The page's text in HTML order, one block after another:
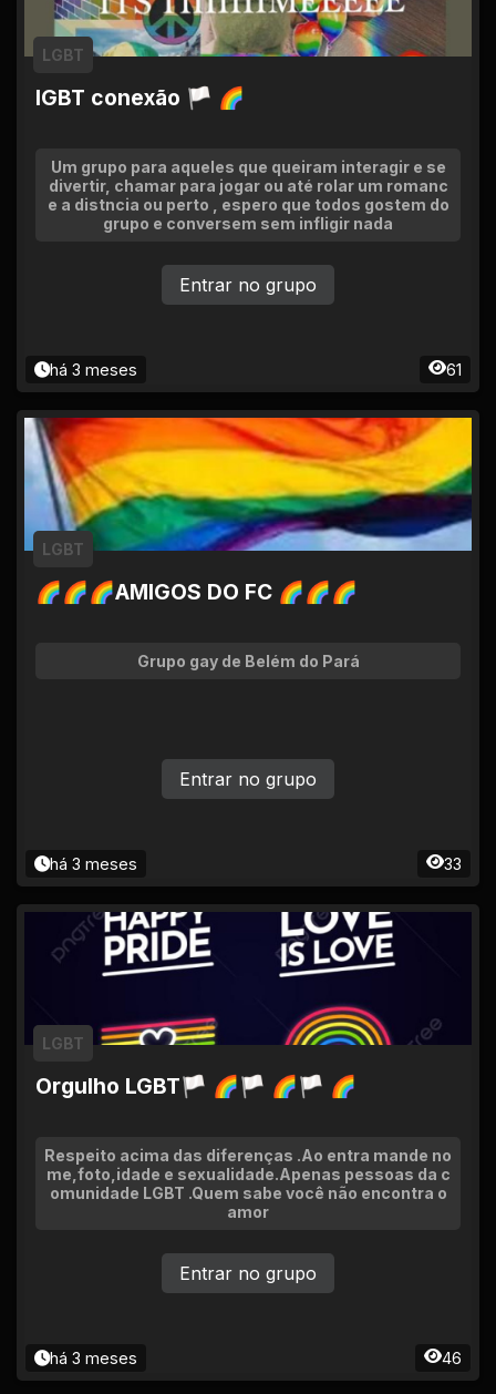
lGBT conexão 🏳 🌈
LGBT
Um grupo para aqueles que queiram interagir e se
divertir, chamar para jogar ou até rolar um romanc
e a distncia ou perto , espero que todos gostem do
grupo e conversem sem infligir nada
há 3 meses 61
Entrar no grupo
🌈🌈🌈AMIGOS DO FC 🌈🌈🌈
LGBT
Grupo gay de Belém do Pará
há 3 meses 33
Entrar no grupo
Orgulho LGBT🏳 🌈🏳 🌈🏳 🌈
LGBT
Respeito acima das diferenças .Ao entra mande no
me,foto,idade e sexualidade.Apenas pessoas da c
omunidade LGBT .Quem sabe você não encontra o
amor
há 3 meses 46
Entrar no grupo